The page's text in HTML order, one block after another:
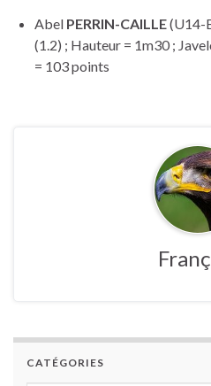
Abel PERRIN-CAILLE(U14-
(1.2) ; Hauteur = 1m30 ;
= 103 points
CATÉGORIES